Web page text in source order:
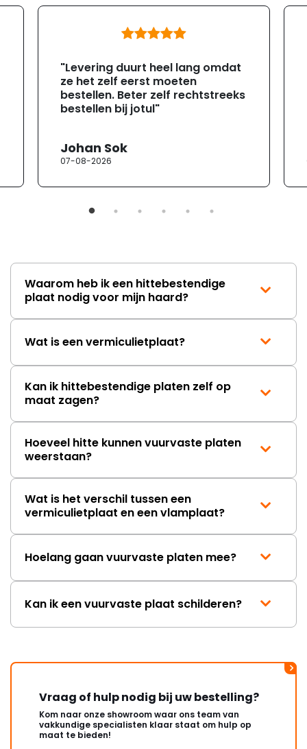
"Levering duurt heel lang omdat
ze het zelf eerst moeten
bestellen. Beter zelf rechtstreeks
bestellen bij jotul"
Johan Sok
07-08-2026
Waarom heb ik een hittebestendige
plaat nodig voor mijn haard?
Wat is een vermiculietplaat?
Kan ik hittebestendige platen zelf op
maat zagen?
Hoeveel hitte kunnen vuurvaste platen
weerstaan?
Wat is het verschil tussen een
vermiculietplaat en een vlamplaat?
Hoelang gaan vuurvaste platen mee?
Kan ik een vuurvaste plaat schilderen?
Vraag of hulp nodig bij uw bestelling?
Kom naar onze showroom waar ons team van
vakkundige specialisten klaar staat om hulp op
maat te bieden!